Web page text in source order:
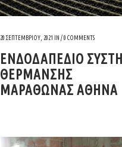
20 ΣΕΠΤΕΜΒΡΊΟΥ, 2021 IN /0 COMMENTS
ΕΝΔΟΔΑΠΕΔΙΟ
ΘΕΡΜΑΝΣΗΣ
ΜΑΡΑΘΩΝΑΣ ΑΘΗΝΑ